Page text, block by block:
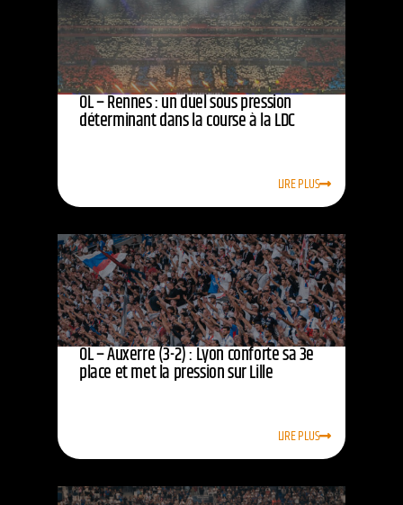
OL – Rennes : un duel sous pression
déterminant dans la course à la LDC
LIRE PLUS
OL – Auxerre (3-2) : Lyon conforte sa 3e
place et met la pression sur Lille
LIRE PLUS